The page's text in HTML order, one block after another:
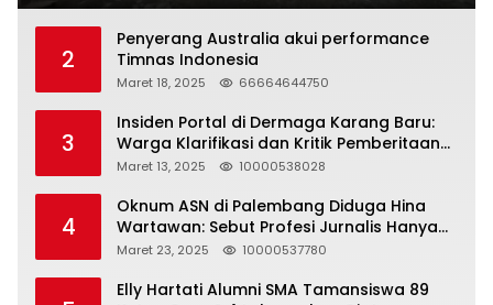
2
Penyerang Australia akui performance
Timnas Indonesia
Maret 18, 2025 66664644750
3
Insiden Portal di Dermaga Karang Baru:
Warga Klarifikasi dan Kritik Pemberitaan
yang Tidak Akurat
Maret 13, 2025 10000538028
4
Oknum ASN di Palembang Diduga Hina
Wartawan: Sebut Profesi Jurnalis Hanya
Seharga 2 Liter Bensin, Berujung Dugaan
Maret 23, 2025 10000537780
Elly Hartati Alumni SMA Tamansiswa 89